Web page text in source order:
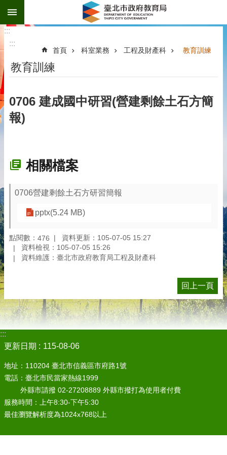
跳到主要內容區塊
:::
:::
首頁 科室業務 工程及財產科 教育訓練
教育訓練
0706 建成國中研習(營建剩餘土石方簡
報)
相關檔案
0706營建剩餘土石方研習簡報
pptx(5.24 MB)
點閱數： 476
資料更新：105-07-05 15:27
資料檢視：105-07-05 15:26
資料維護：臺北市政府教育局工程及財產科
回上一頁
:::
更新日期
115-08-06
地址：110204 臺北市信義區市府路1號
電話：臺北市民當家熱線1999
外縣市請撥 02-27208889 外縣市撥打為使用者付費
服務時間：上午8:30-下午5:30
最佳瀏覽解析度為1024x768以上